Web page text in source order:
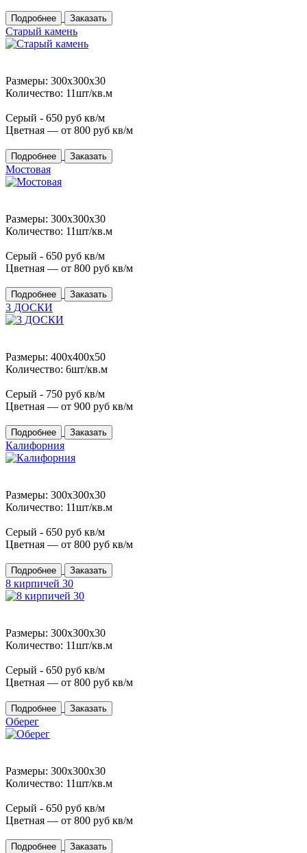
Подробнее Заказать
Старый камень
Размеры: 300x300x30
Количество: 11шт/кв.м
Серый - 650 руб кв/м
Цветная — от 800 руб кв/м
Подробнее Заказать
Мостовая
Размеры: 300x300x30
Количество: 11шт/кв.м
Серый - 650 руб кв/м
Цветная — от 800 руб кв/м
Подробнее Заказать
3 ДОСКИ
Размеры: 400x400x50
Количество: 6шт/кв.м
Серый - 750 руб кв/м
Цветная — от 900 руб кв/м
Подробнее Заказать
Калифорния
Размеры: 300x300x30
Количество: 11шт/кв.м
Серый - 650 руб кв/м
Цветная — от 800 руб кв/м
Подробнее Заказать
8 кирпичей 30
Размеры: 300x300x30
Количество: 11шт/кв.м
Серый - 650 руб кв/м
Цветная — от 800 руб кв/м
Подробнее Заказать
Оберег
Размеры: 300x300x30
Количество: 11шт/кв.м
Серый - 650 руб кв/м
Цветная — от 800 руб кв/м
Подробнее Заказать